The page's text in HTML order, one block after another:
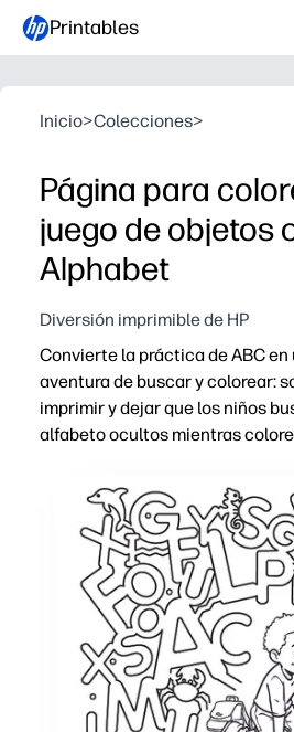
Printables
Inicio>Colecciones>
Página para
juego de objetos
Alphabet
Diversión imprimible de HP
Convierte la práctica de ABC
aventura de buscar y colorear:
imprimir y dejar que los niños
alfabeto ocultos mientras
Sin preparación y sin
Desarrolla habilidades
Mantiene a los niños
Fácil de adaptar: prueba